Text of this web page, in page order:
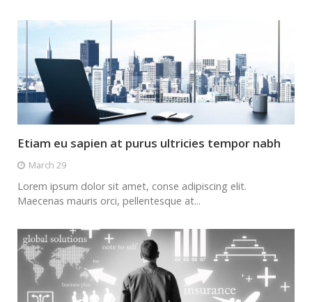
Etiam eu sapien at purus ultricies tempor nabh
March 29
Lorem ipsum dolor sit amet, conse adipiscing elit.
Maecenas mauris orci, pellentesque at...